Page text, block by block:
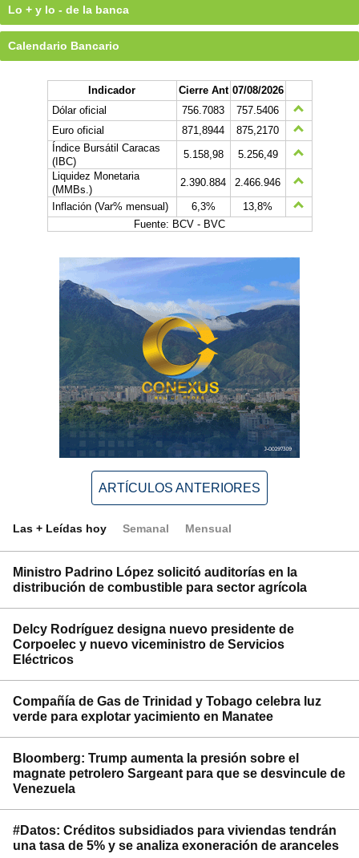
Lo + y lo - de la banca
Calendario Bancario
Indicador Cierre Ant 07/08/2026
Dólar oficial
756.7083
757.5406
Euro oficial
871,8944
875,2170
Índice Bursátil Caracas
(IBC)
5.158,98
5.256,49
Liquidez Monetaria
(MMBs.)
2.390.884
2.466.946
Inflación (Var% mensual)
6,3%
13,8%
Fuente: BCV - BVC
ARTÍCULOS ANTERIORES
Las + Leídas hoy Semanal Mensual
Ministro Padrino López solicitó auditorías en la
distribución de combustible para sector agrícola
Delcy Rodríguez designa nuevo presidente de
Corpoelec y nuevo viceministro de Servicios
Eléctricos
Compañía de Gas de Trinidad y Tobago celebra luz
verde para explotar yacimiento en Manatee
Bloomberg: Trump aumenta la presión sobre el
magnate petrolero Sargeant para que se desvincule de
Venezuela
#Datos: Créditos subsidiados para viviendas tendrán
una tasa de 5% y se analiza exoneración de aranceles